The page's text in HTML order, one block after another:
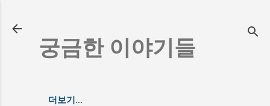
궁금한 이야기들
더보기…